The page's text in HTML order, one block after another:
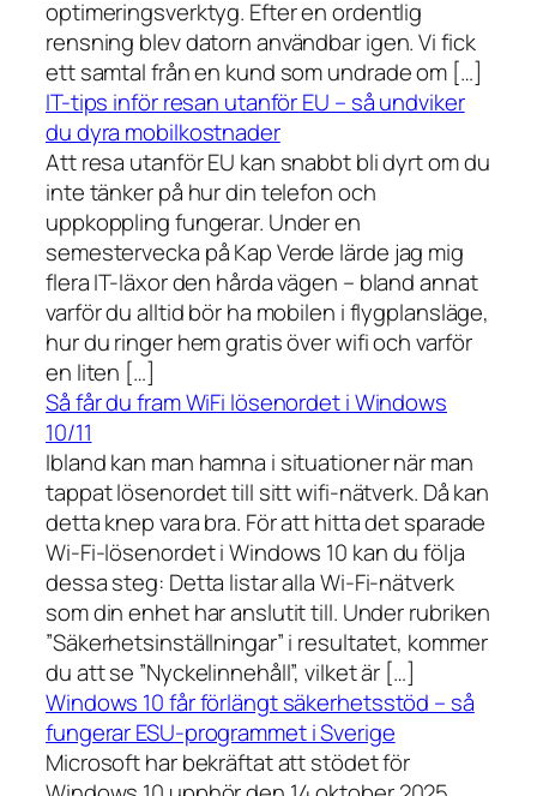
optimeringsverktyg. Efter en ordentlig
rensning blev datorn användbar igen. Vi fick
ett samtal från en kund som undrade om […]
IT-tips inför resan utanför EU – så undviker
du dyra mobilkostnader
Att resa utanför EU kan snabbt bli dyrt om du
inte tänker på hur din telefon och
uppkoppling fungerar. Under en
semestervecka på Kap Verde lärde jag mig
flera IT-läxor den hårda vägen – bland annat
varför du alltid bör ha mobilen i flygplansläge,
hur du ringer hem gratis över wifi och varför
en liten […]
Så får du fram WiFi lösenordet i Windows
10/11
Ibland kan man hamna i situationer när man
tappat lösenordet till sitt wifi-nätverk. Då kan
detta knep vara bra. För att hitta det sparade
Wi-Fi-lösenordet i Windows 10 kan du följa
dessa steg: Detta listar alla Wi-Fi-nätverk
som din enhet har anslutit till. Under rubriken
”Säkerhetsinställningar” i resultatet, kommer
du att se ”Nyckelinnehåll”, vilket är […]
Windows 10 får förlängt säkerhetsstöd – så
fungerar ESU-programmet i Sverige
Microsoft har bekräftat att stödet för